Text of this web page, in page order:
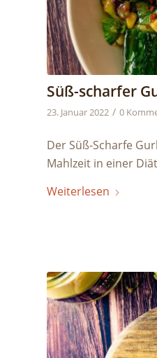
Süß-scharfer
23. Januar 2022 / 0
Der Süß-Scharfe
Mahlzeit in einer
Weiterlesen